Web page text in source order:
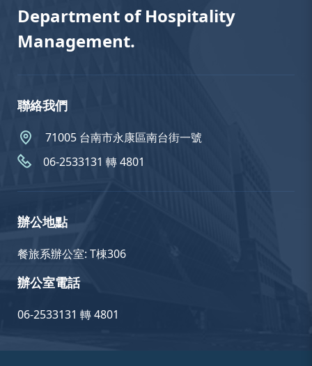
Department of Hospitality
Management.
聯絡我們
71005 台南市永康區南台街一號
06-2533131 轉 4801
辦公地點
餐旅系辦公室: T棟306
辦公室電話
06-2533131 轉 4801